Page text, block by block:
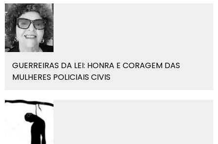
GUERREIRAS DA LEI: HONRA E CORAGEM DAS
MULHERES POLICIAIS CIVIS